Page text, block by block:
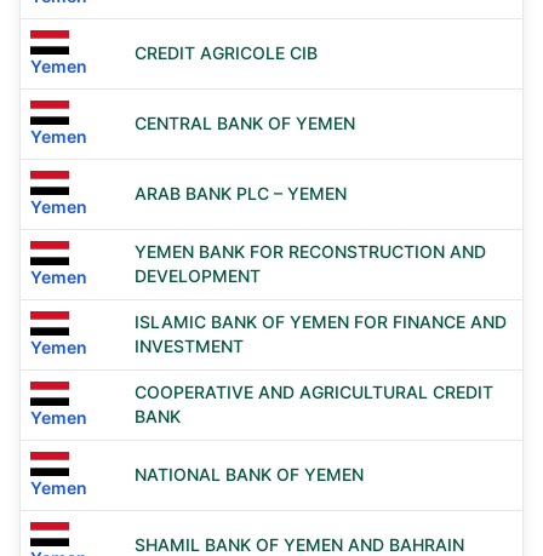
Yemen
CREDIT AGRICOLE CIB
Yemen
CENTRAL BANK OF YEMEN
Yemen
ARAB BANK PLC – YEMEN
Yemen
YEMEN BANK FOR RECONSTRUCTION AND
DEVELOPMENT
Yemen
ISLAMIC BANK OF YEMEN FOR FINANCE AND
INVESTMENT
Yemen
COOPERATIVE AND AGRICULTURAL CREDIT
BANK
Yemen
NATIONAL BANK OF YEMEN
SHAMIL BANK OF YEMEN AND BAHRAIN